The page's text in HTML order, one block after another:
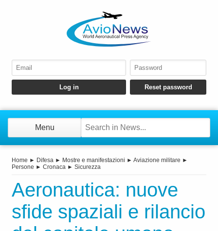
Menu
Home ► Difesa ► Mostre e manifestazioni ► Aviazione militare ►
Persone ► Cronaca ► Sicurezza
Aeronautica: nuove
sfide spaziali e rilancio